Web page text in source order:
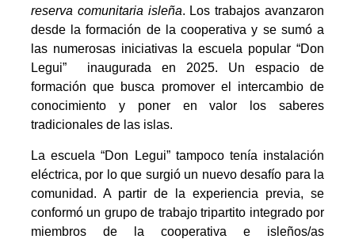
reserva comunitaria isleña. Los trabajos avanzaron
desde la formación de la cooperativa y se sumó a
las numerosas iniciativas la escuela popular “Don
Legui”inaugurada en 2025. Un espacio de
formación que busca promover el intercambio de
conocimiento y poner en valor los saberes
tradicionales de las islas.
La escuela“Don Legui” tampoco tenía instalación
eléctrica, por lo que surgió un nuevo desafío para la
comunidad. A partir de la experiencia previa, se
conformó un grupo de trabajo tripartito integrado por
miembros de la cooperativa e isleños/as